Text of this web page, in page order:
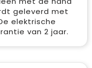
geleverd met
elektrische
van 2 jaar.